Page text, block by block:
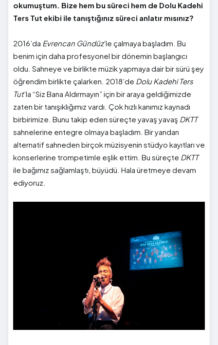
okumuştum. Bize hem bu süreci hem de Dolu Kadehi
Ters Tut ekibi ile tanıştığınız süreci anlatır mısınız?
2016’da Evrencan Gündüz’le çalmaya başladım. Bu
benim için daha profesyonel bir dönemin başlangıcı
oldu. Sahneye ve birlikte müzik yapmaya dair bir sürü şey
öğrendim birlikte çalarken. 2018’de Dolu Kadehi Ters
Tut’la “Siz Bana Aldırmayın” için bir araya geldiğimizde
zaten bir tanışıklığımız vardı. Çok hızlı kanımız kaynadı
birbirimize. Bunu takip eden süreçte yavaş yavaş DKTT
sahnelerine entegre olmaya başladım. Bir yandan
alternatif sahneden birçok müzisyenin stüdyo kayıtları ve
konserlerine trompetimle eşlik ettim. Bu süreçte DKTT
ile bağımız sağlamlaştı, büyüdü. Hala üretmeye devam
ediyoruz.